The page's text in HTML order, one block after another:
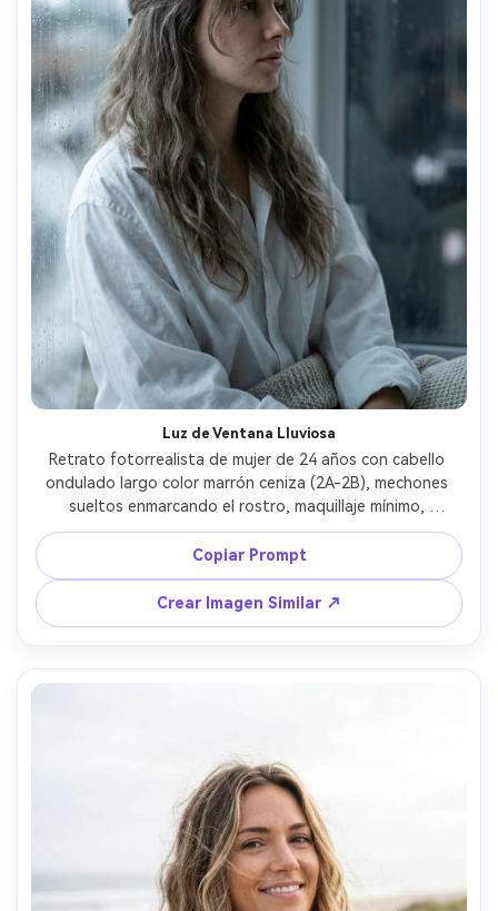
Luz de Ventana Lluviosa
Retrato fotorrealista de mujer de 24 años con cabello
ondulado largo color marrón ceniza (2A-2B), mechones
sueltos enmarcando el rostro, maquillaje mínimo,
expresión neutra; camisa blanca sobredimensionada;
sentada junto a ventana lluviosa con gotas visibles; luz
suave natural de ventana, rebote frío, sombras delicadas;
Nikon Z7 II, 50mm f/1.8, poca profundidad, fondo
difuminado; encuadre medio, ángulo hacia abajo;
ambiente: íntimo y reflexivo; separación realista de
mechones, frizz natural, textura de piel real, alta
Copiar Prompt
Crear Imagen Similar ↗